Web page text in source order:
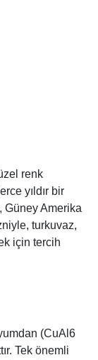
renk
yıldır bir
Güney Amerika
turkuvaz,
için tercih
(CuAl6
Tek önemli